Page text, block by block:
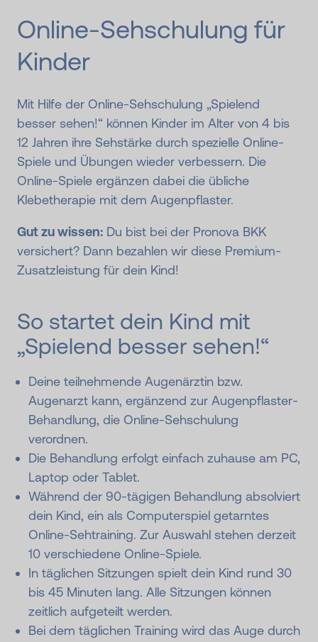
Online-Sehschulung für
Kinder
Mit Hilfe der Online-Sehschulung „Spielend
besser sehen!“ können Kinder im Alter von 4 bis
12 Jahren ihre Sehstärke durch spezielle Online-
Spiele und Übungen wieder verbessern. Die
Online-Spiele ergänzen dabei die übliche
Klebetherapie mit dem Augenpflaster.
Gut zu wissen: Du bist bei der Pronova BKK
versichert? Dann bezahlen wir diese Premium-
Zusatzleistung für dein Kind!
So startet dein Kind mit
„Spielend besser sehen!“
Deine teilnehmende Augenärztin bzw.
Augenarzt kann, ergänzend zur Augenpflaster-
Behandlung, die Online-Sehschulung
verordnen.
Die Behandlung erfolgt einfach zuhause am PC,
Laptop oder Tablet.
Während der 90-tägigen Behandlung absolviert
dein Kind, ein als Computerspiel getarntes
Online-Sehtraining. Zur Auswahl stehen derzeit
10 verschiedene Online-Spiele.
In täglichen Sitzungen spielt dein Kind rund 30
bis 45 Minuten lang. Alle Sitzungen können
zeitlich aufgeteilt werden.
Bei dem täglichen Training wird das Auge durch